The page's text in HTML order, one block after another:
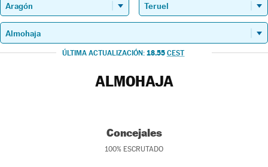
ÚLTIMA ACTUALIZACIÓN: 18.55 CEST
ALMOHAJA
Concejales
100% ESCRUTADO